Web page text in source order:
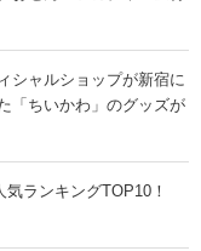
シャルショップが新宿に
「ちいかわ」のグッズが
気ランキングTOP10！